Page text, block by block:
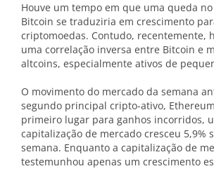
Houve um tempo em que uma queda
Bitcoin se traduziria em crescimento
criptomoedas. Contudo, recentemente,
uma correlação inversa entre Bitcoin e
altcoins, especialmente ativos de
O movimento do mercado da semana
segundo principal cripto-ativo,
primeiro lugar para ganhos incorridos,
capitalização de mercado cresceu 5,9%
semana. Enquanto a capitalização de
testemunhou apenas um crescimento